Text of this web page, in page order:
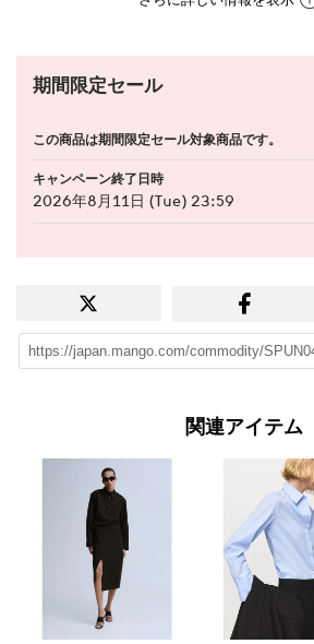
期間限定セール
この商品は期間限定セール対象商品です。
キャンペーン終了日時
2026年8月11日 (Tue) 23:59
関連アイテム